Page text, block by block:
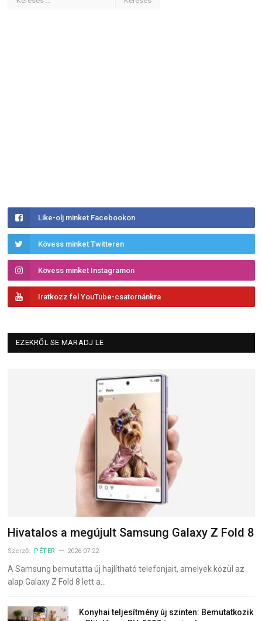
Like-olj minket Facebookon
Kövess minket Twitteren
Kövess minket Instagramon
Iratkozz fel YouTube-csatornánkra
EZEKRŐL SE MARADJ LE
Hivatalos a megújult Samsung Galaxy Z Fold 8
Szerző: PÉTER 2026-07-22
A Samsung bemutatta új hajlítható telefonjait, amelyek közül az
alap Galaxy Z Fold 8 lett a…
Konyhai teljesítmény új szinten: Bemutatkozik